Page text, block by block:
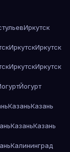
Иркутск
ИркутскИркутск
ИркутскИркутск
Йогурт
КазаньКазань
КазаньКазань
Калининград